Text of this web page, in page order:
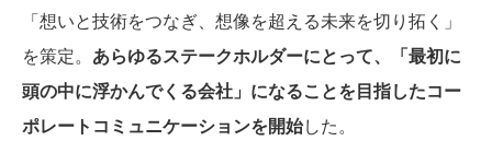
「想いと技術をつなぎ、想像を超える未来を切り拓く」
を策定。 あらゆるステークホルダーにとって、「最初に
頭の中に浮かんでくる会社」になることを目指したコー
ポレートコミュニケーションを開始した。